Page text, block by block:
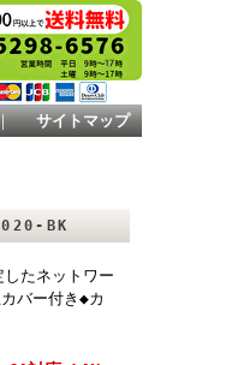
サイトマップ
BK
たネットワー
バー付き◆カ